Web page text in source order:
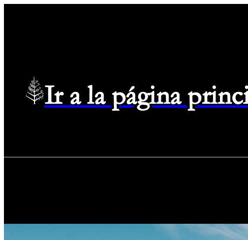
Ir a la página